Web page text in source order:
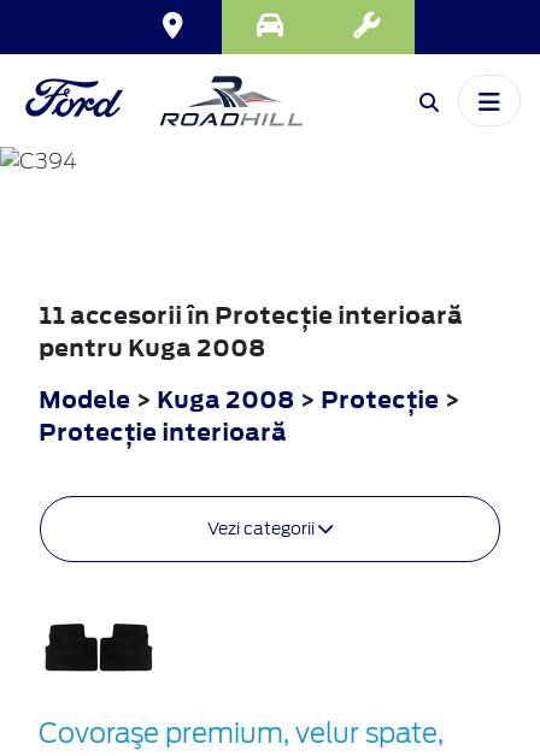
KUGA
11 accesorii în Protecţie interioară
pentru Kuga 2008
Modele > Kuga 2008 > Protecţie >
Protecţie interioară
Vezi categorii
Covoraşe premium, velur spate,